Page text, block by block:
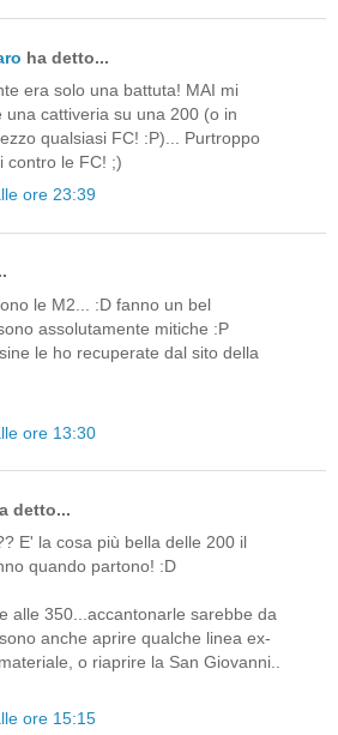
ha detto...
era solo una battuta! MAI mi
una cattiveria su una 200 (o in
qualsiasi FC! :P)... Purtroppo
contro le FC! ;)
ore 23:39
le M2... :D fanno un bel
assolutamente mitiche :P
le ho recuperate dal sito della
ore 13:30
detto...
E' la cosa più bella delle 200 il
quando partono! :D
alle 350...accantonarle sarebbe da
anche aprire qualche linea ex-
o riaprire la San Giovanni..
ore 15:15